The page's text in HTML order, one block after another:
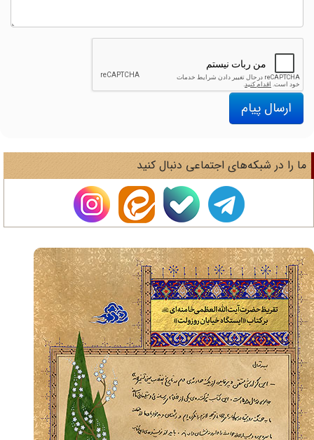
ارسال پیام
را در شبکه‌های اجتماعی دنبال کنید